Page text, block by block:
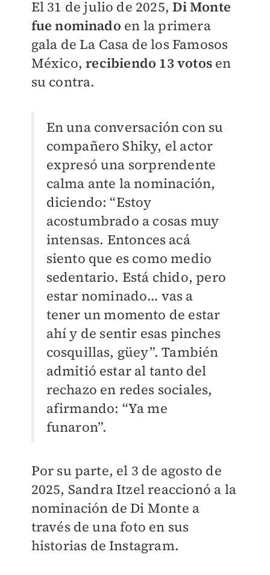
El 31 de julio de 2025,Di Monte
fue nominado en la primera
gala de La Casa de los Famosos
México,recibiendo 13 votosen
su contra.
En una conversación con su
compañero Shiky, el actor
expresó una sorprendente
calma ante la nominación,
diciendo: “Estoy
acostumbrado a cosas muy
intensas. Entonces acá
siento que es como medio
sedentario. Está chido, pero
estar nominado… vas a
tener un momento de estar
ahí y de sentir esas pinches
cosquillas, güey”. También
admitió estar al tanto del
rechazo en redes sociales,
afirmando: “Ya me
funaron”.
Por su parte, el 3 de agosto de
2025, Sandra Itzel reaccionó a la
nominación de Di Monte a
través de una foto en sus
historias de Instagram.